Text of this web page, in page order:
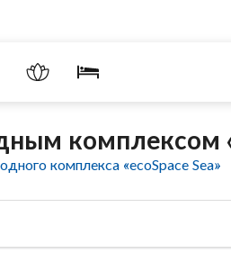
комплексом
комплекса «ecoSpace Sea»